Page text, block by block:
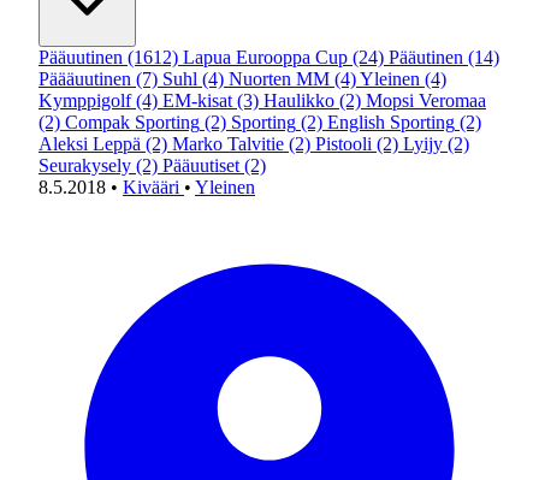
Pääuutinen (1612) Lapua Eurooppa Cup (24) Pääutinen (14)
Päääuutinen (7) Suhl (4) Nuorten MM (4)Yleinen (4)
Kymppigolf (4) EM-kisat (3) Haulikko (2) Mopsi Veromaa
(2) Compak Sporting (2) Sporting (2) English Sporting (2)
Aleksi Leppä (2) Marko Talvitie (2) Pistooli (2) Lyijy (2)
Seurakysely (2) Pääuutiset (2)
8.5.2018 • Kivääri • Yleinen